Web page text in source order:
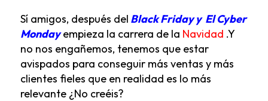
Sí amigos, después del Black Friday y El Cyber
Mondayempieza la carrera de la Navidad .Y
no nos engañemos, tenemos que estar
avispados para conseguir más ventas y más
clientes fieles que en realidad es lo más
relevante ¿No creéis?